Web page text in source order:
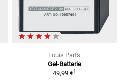
Louis Parts
Gel-Batterie
49,99 €1